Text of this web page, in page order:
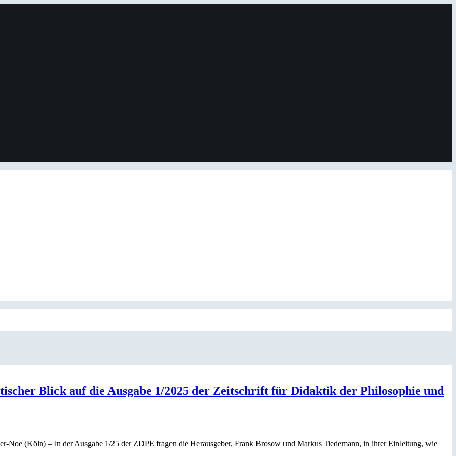
Blick auf die Ausgabe 1/2025 der Zeitschrift für Didaktik der Philosophie und
(Köln) – In der Ausgabe 1/25 der ZDPE fragen die Herausgeber, Frank Brosow und Markus Tiedemann, in ihrer Einleitung, wie